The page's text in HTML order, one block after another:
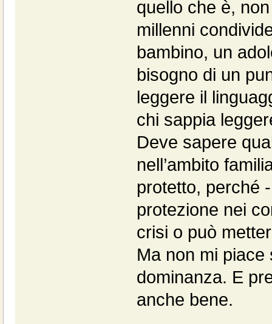
quello che è,
millenni
bambino, un
bisogno di un
leggere il
chi sappia
Deve sapere
nell’ambito
protetto, perché
protezione nei
crisi o può
Ma non mi
dominanza. E
anche bene.